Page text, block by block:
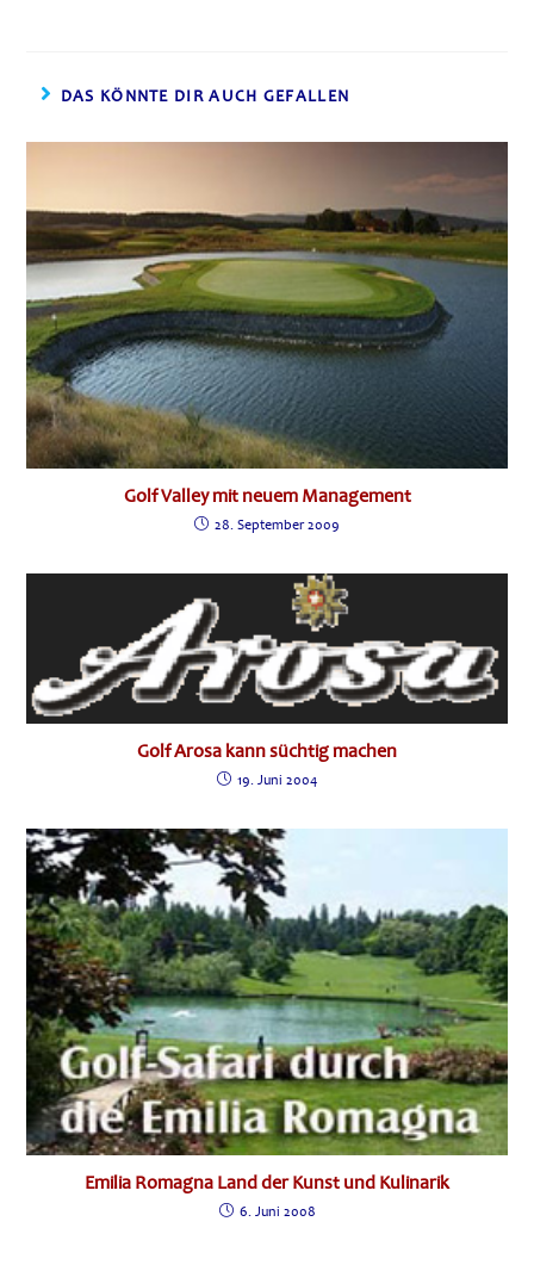
DAS KÖNNTE DIR AUCH GEFALLEN
Golf Valley mit neuem Management
28. September 2009
Golf Arosa kann süchtig machen
19. Juni 2004
Emilia Romagna Land der Kunst und Kulinarik
6. Juni 2008